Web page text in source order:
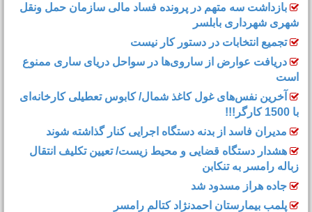
بازداشت سه متهم در پرونده فساد مالی سازمان حمل‌ ونقل
شهری شهرداری بابلسر
تجمیع انتخابات در دستور کار نیست
دریافت عوارض از ساروی‌ها در سواحل دریای ساری ممنوع
است
آخرین نفس‌های غول کاغذ شمال‌/ ‌کابوس تعطیلی کارخانه‌ای
مدیران فاسد از بدنه دستگاه اجرایی کنار گذاشته شوند
هشدار دستگاه قضایی و محیط زیست/ تعیین تکلیف انتقال
زباله رامسر به تنکابن
جاده هراز مسدود شد
پلمب بیمارستان احمدنژاد کتالم رامسر